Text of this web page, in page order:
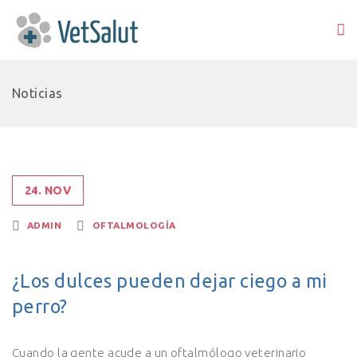
Noticias
24. NOV
ADMIN OFTALMOLOGÍA
¿Los dulces pueden dejar ciego a mi
perro?
Cuando la gente acude a un oftalmólogo veterinario